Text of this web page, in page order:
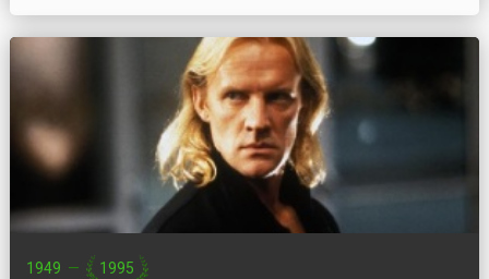
1949 — 1995